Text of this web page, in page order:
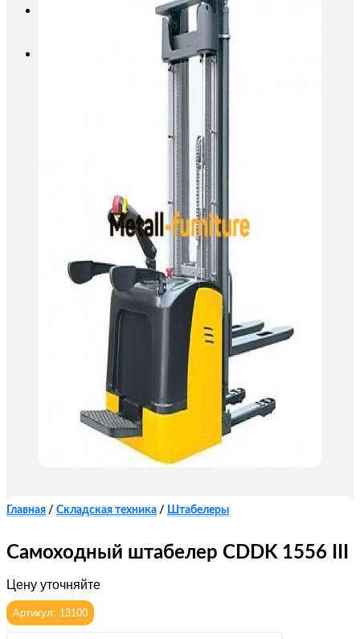
Главная / Складская техника / Штабелеры
Самоходный штабелер CDDK 1556 III
Цену уточняйте
Артикул: 13100